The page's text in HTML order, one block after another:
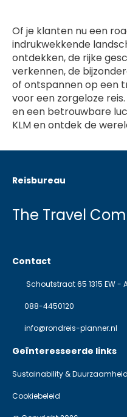
Of je klanten nu een
indrukwekkende
ontdekken, de rijke
verkennen, de
of ontspannen op een
voor een zorgeloze
en een betrouwbare
KLM en ontdek de
Reisbureau
The Travel
Contact
Schoutstraat 65 1315 EW -
088-4450120
info@rondreis-planner.nl
Geïnteresseerde links
Sustainability & Duurzaamheid
Cookiebeleid